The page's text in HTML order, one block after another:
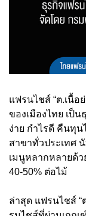
แฟรนไชส์ “ต.เนื้อ
ของเมืองไทย เป็น
ง่าย กำไรดี คืนทุน
สาขาทั่วประเทศ
เมนูหลากหลายด้ว
40-50% ต่อไม้
ล่าสุด แฟรนไชส์ “